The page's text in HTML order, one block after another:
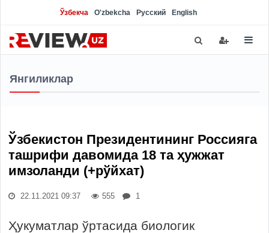
Ўзбекча O'zbekcha Русский English
Янгиликлар
Ўзбекистон Президентининг Россияга
ташрифи давомида 18 та ҳужжат
имзоланди (+рўйхат)
22.11.2021 09:37 555 1
Ҳукуматлар ўртасида биологик